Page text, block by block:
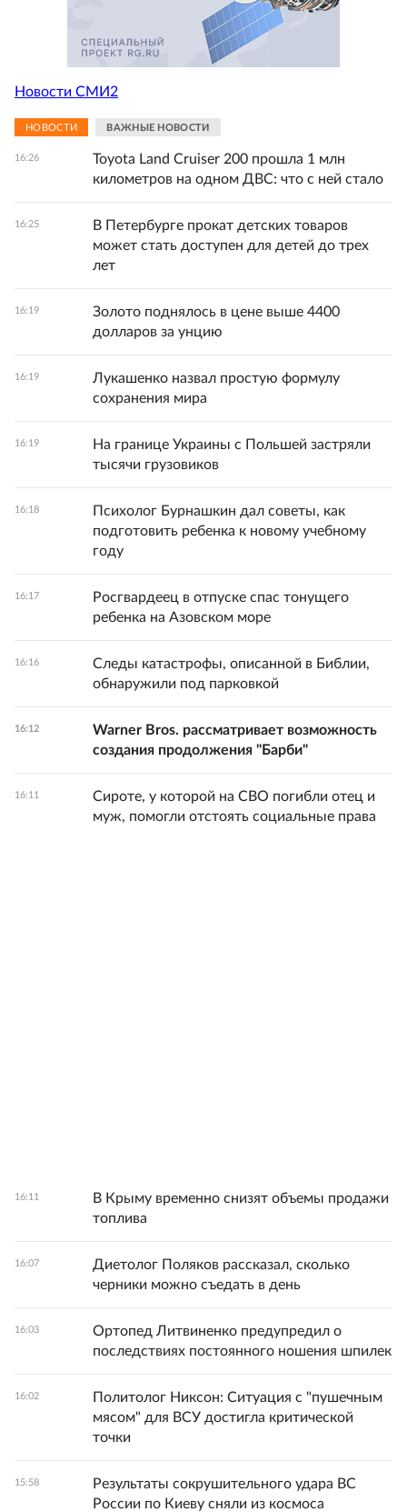
Новости СМИ2
НОВОСТИ ВАЖНЫЕ НОВОСТИ
16:26
Toyota Land Cruiser 200 прошла 1 млн
километров на одном ДВС: что с ней стало
16:25
В Петербурге прокат детских товаров
может стать доступен для детей до трех
лет
16:19
Золото поднялось в цене выше 4400
долларов за унцию
16:19
Лукашенко назвал простую формулу
сохранения мира
16:19
На границе Украины с Польшей застряли
тысячи грузовиков
16:18
Психолог Бурнашкин дал советы, как
подготовить ребенка к новому учебному
году
16:17
Росгвардеец в отпуске спас тонущего
ребенка на Азовском море
16:16
Следы катастрофы, описанной в Библии,
обнаружили под парковкой
16:12
Warner Bros. рассматривает возможность
создания продолжения "Барби"
16:11
Сироте, у которой на СВО погибли отец и
муж, помогли отстоять социальные права
16:11
В Крыму временно снизят объемы продажи
топлива
16:07
Диетолог Поляков рассказал, сколько
черники можно съедать в день
16:03
Ортопед Литвиненко предупредил о
последствиях постоянного ношения шпилек
16:02
Политолог Никсон: Ситуация с "пушечным
мясом" для ВСУ достигла критической
точки
15:58
Результаты сокрушительного удара ВС
России по Киеву сняли из космоса